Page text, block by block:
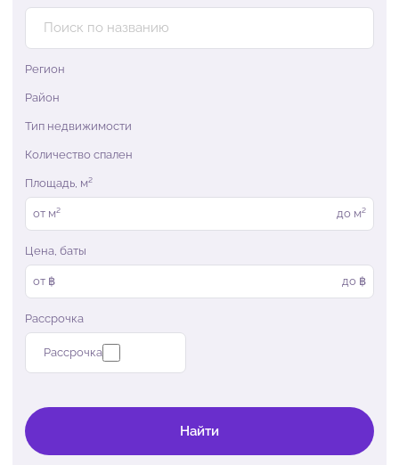
Регион
Район
Тип недвижимости
Количество спален
Площадь, м²
от м² до м²
Цена, баты
от ฿ до ฿
Рассрочка
Рассрочка
Найти